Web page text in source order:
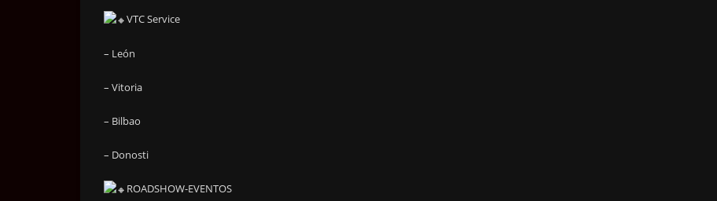
VTC Service
– León
– Vitoria
– Bilbao
– Donosti
ROADSHOW-EVENTOS